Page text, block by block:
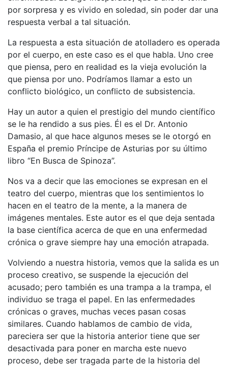
por sorpresa y es vivido en soledad, sin poder dar una
respuesta verbal a tal situación.
La respuesta a esta situación de atolladero es operada
por el cuerpo, en este caso es el que habla. Uno cree
que piensa, pero en realidad es la vieja evolución la
que piensa por uno. Podríamos llamar a esto un
conflicto biológico, un conflicto de subsistencia.
Hay un autor a quien el prestigio del mundo científico
se le ha rendido a sus pies. Él es el Dr. Antonio
Damasio, al que hace algunos meses se le otorgó en
España el premio Príncipe de Asturias por su último
libro “En Busca de Spinoza”.
Nos va a decir que las emociones se expresan en el
teatro del cuerpo, mientras que los sentimientos lo
hacen en el teatro de la mente, a la manera de
imágenes mentales. Este autor es el que deja sentada
la base científica acerca de que en una enfermedad
crónica o grave siempre hay una emoción atrapada.
Volviendo a nuestra historia, vemos que la salida es un
proceso creativo, se suspende la ejecución del
acusado; pero también es una trampa a la trampa, el
individuo se traga el papel. En las enfermedades
crónicas o graves, muchas veces pasan cosas
similares. Cuando hablamos de cambio de vida,
pareciera ser que la historia anterior tiene que ser
desactivada para poner en marcha este nuevo
proceso, debe ser tragada parte de la historia del